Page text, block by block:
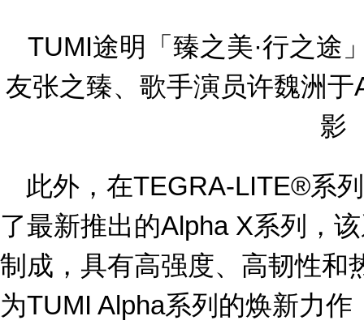
TUMI途明「臻之美·行之途
友张之臻、歌手演员许魏洲
影
此外，在TEGRA-LITE®系
了最新推出的Alpha X系列，
制成，具有高强度、高韧性和
为TUMI Alpha系列的焕新力